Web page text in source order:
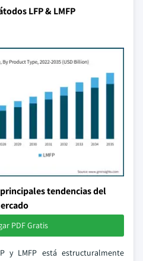
LFP & LMFP
tendencias del
PDF Gratis
y LMFP está estructuralmente